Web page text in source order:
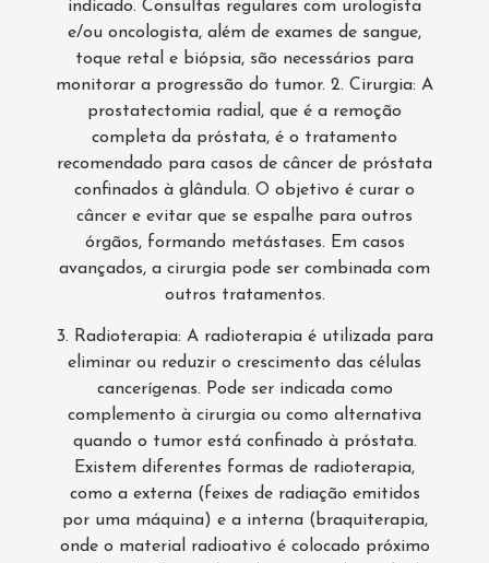
indicado. Consultas regulares com urologista
e/ou oncologista, além de exames de sangue,
toque retal e biópsia, são necessários para
monitorar a progressão do tumor. 2. Cirurgia: A
prostatectomia radial, que é a remoção
completa da próstata, é o tratamento
recomendado para casos de câncer de próstata
confinados à glândula. O objetivo é curar o
câncer e evitar que se espalhe para outros
órgãos, formando metástases. Em casos
avançados, a cirurgia pode ser combinada com
outros tratamentos.
3. Radioterapia: A radioterapia é utilizada para
eliminar ou reduzir o crescimento das células
cancerígenas. Pode ser indicada como
complemento à cirurgia ou como alternativa
quando o tumor está confinado à próstata.
Existem diferentes formas de radioterapia,
como a externa (feixes de radiação emitidos
por uma máquina) e a interna (braquiterapia,
onde o material radioativo é colocado próximo